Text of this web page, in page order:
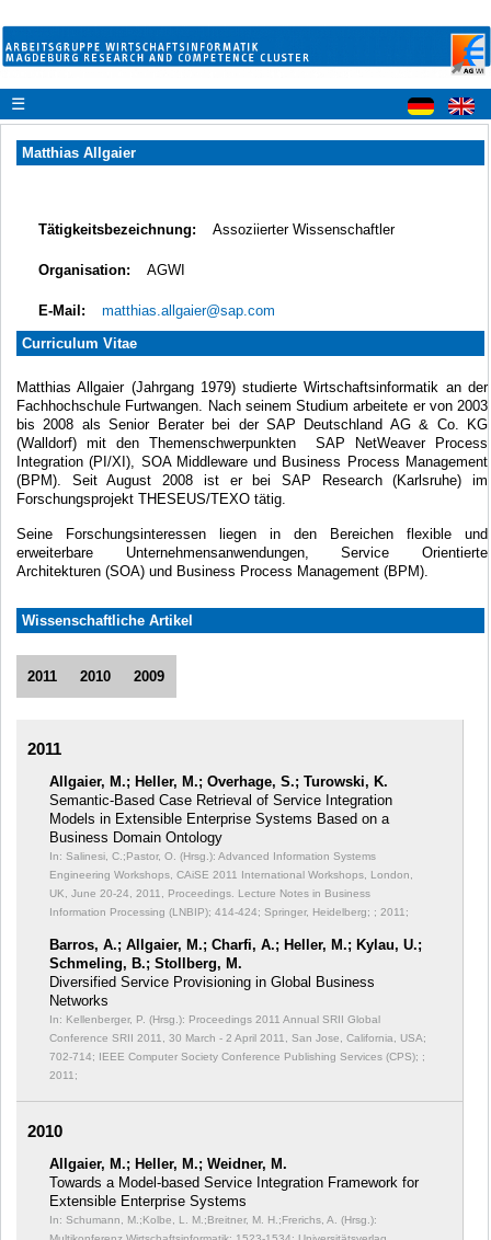
☰
Matthias Allgaier
Tätigkeitsbezeichnung: Assoziierter Wissenschaftler
Organisation: AGWI
E-Mail:
matthias.allgaier@sap.com
Curriculum Vitae
Matthias Allgaier (Jahrgang 1979) studierte Wirtschaftsinformatik an der
Fachhochschule Furtwangen. Nach seinem Studium arbeitete er von 2003
bis 2008 als Senior Berater bei der SAP Deutschland AG & Co. KG
(Walldorf) mit den Themenschwerpunkten SAP NetWeaver Process
Integration (PI/XI), SOA Middleware und Business Process Management
(BPM). Seit August 2008 ist er bei SAP Research (Karlsruhe) im
Forschungsprojekt THESEUS/TEXO tätig.
Seine Forschungsinteressen liegen in den Bereichen flexible und
erweiterbare Unternehmensanwendungen, Service Orientierte
Architekturen (SOA) und Business Process Management (BPM).
Wissenschaftliche Artikel
2011 2010 2009
2011
Allgaier, M.; Heller, M.; Overhage, S.; Turowski, K.
Semantic-Based Case Retrieval of Service Integration
Models in Extensible Enterprise Systems Based on a
Business Domain Ontology
In: Salinesi, C.;Pastor, O. (Hrsg.): Advanced Information Systems
Engineering Workshops, CAiSE 2011 International Workshops, London,
UK, June 20-24, 2011, Proceedings. Lecture Notes in Business
Information Processing (LNBIP); 414-424; Springer, Heidelberg; ; 2011;
Barros, A.; Allgaier, M.; Charfi, A.; Heller, M.; Kylau, U.;
Schmeling, B.; Stollberg, M.
Diversified Service Provisioning in Global Business
Networks
In: Kellenberger, P. (Hrsg.): Proceedings 2011 Annual SRII Global
Conference SRII 2011, 30 March - 2 April 2011, San Jose, California, USA;
702-714; IEEE Computer Society Conference Publishing Services (CPS); ;
2011;
2010
Allgaier, M.; Heller, M.; Weidner, M.
Towards a Model-based Service Integration Framework for
Extensible Enterprise Systems
In: Schumann, M.;Kolbe, L. M.;Breitner, M. H.;Frerichs, A. (Hrsg.):